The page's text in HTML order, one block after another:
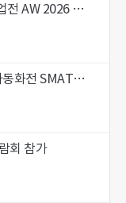
[소식]아시아 대표 스마트 제조혁신 산업전 AW 2026 참가 안내
[소식] 제7회 스마트공장구축 및 생산자동화전 SMATEC 2025 참가 안내
회 참가